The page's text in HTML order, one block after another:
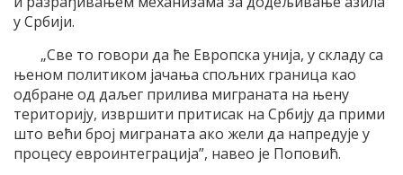
у Србији.
„Све то говори да ће Европска унија, у складу са
њеном политиком јачања спољних граница као
одбране од даљег прилива миграната на њену
територију, извршити притисак на Србију да прими
што већи број миграната ако жели да напредује у
процесу евроинтеграција”, навео је Поповић.